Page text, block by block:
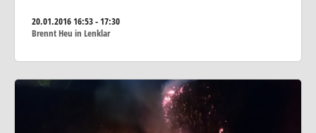
20.01.201616:53 - 17:30
Brennt Heu in Lenklar